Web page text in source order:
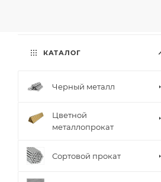
КАТАЛОГ
Черный металл
Цветной
металлопрокат
Сортовой прокат